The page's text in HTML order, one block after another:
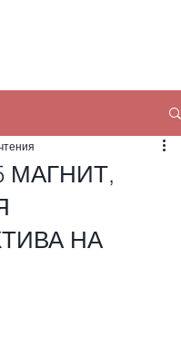
МАГНИТ,
НА